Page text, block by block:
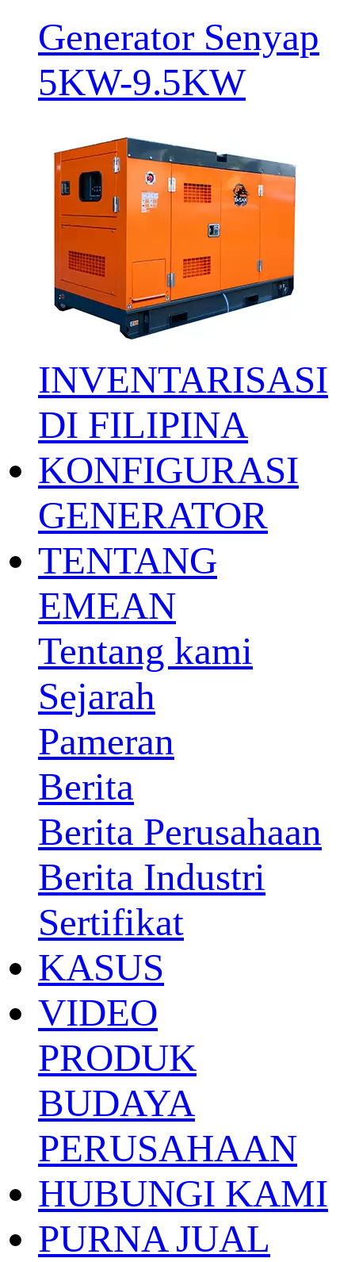
Generator Senyap
5KW-9.5KW
INVENTARISASI
DI FILIPINA
KONFIGURASI
GENERATOR
TENTANG
EMEAN
Tentang kami
Sejarah
Pameran
Berita
Berita Perusahaan
Berita Industri
Sertifikat
KASUS
VIDEO
PRODUK
BUDAYA
PERUSAHAAN
HUBUNGI KAMI
PURNA JUAL